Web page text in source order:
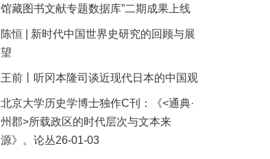
馆藏图书文献专题数据库”二期成果上线
陈恒 | 新时代中国世界史研究的回顾与展
望
王前丨听冈本隆司谈近现代日本的中国观
北京大学历史学博士独作C刊：《<通典·
州郡>所载政区的时代层次与文本来
源》。论丛26-01-03